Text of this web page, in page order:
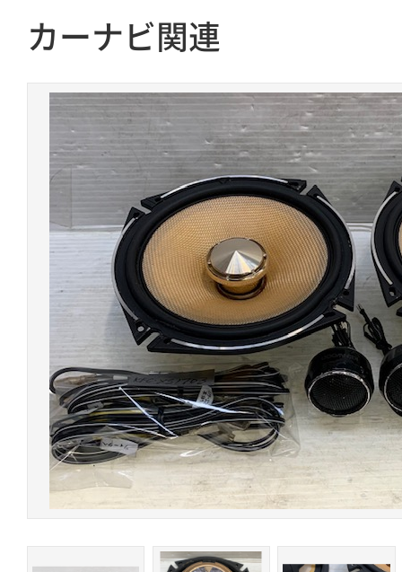
カーナビ関連